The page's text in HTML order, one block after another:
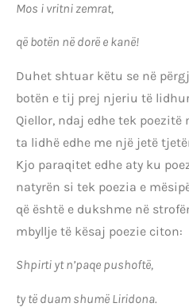
Mos i vritni zemrat,
që botën në dorë e kanë!
Duhet shtuar këtu se në
botën e tij prej njeriu të
Qiellor, ndaj edhe tek
ta lidhë edhe me një jetë
Kjo paraqitet edhe aty ku
natyrën si tek poezia e
që është e dukshme në
mbyllje të kësaj poezie citon:
Shpirti yt n’paqe pushoftë,
ty të duam shumë Liridona.